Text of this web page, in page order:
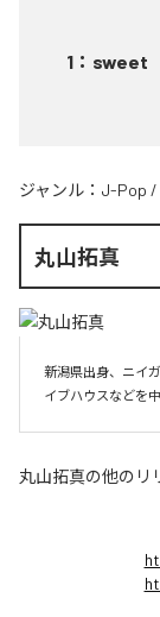
1 ： sweet
ジャンル： J-Pop /
丸山拓真
新潟県出身、ニイ
イブハウスなどを
丸山拓真の他のリ